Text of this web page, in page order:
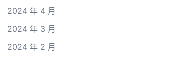
2024 年 4 月
2024 年 3 月
2024 年 2 月